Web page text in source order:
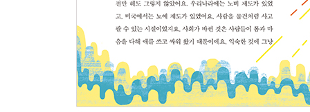
효상이는 여자일까요, 남자일까요? 40
“여자는 태어나는 것이 아니라 여자로 길러진다.” 46
그리고 여자는 제 2의 성으로 길러진다 49